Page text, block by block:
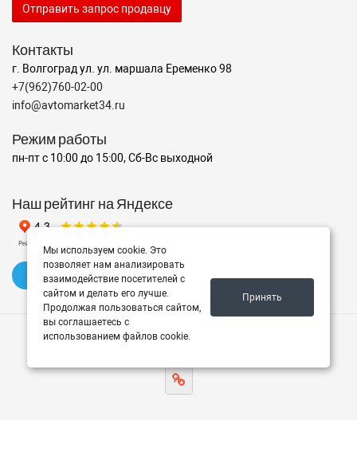
Отправить запрос продавцу
Контакты
г. Волгоград ул. ул. маршала Еременко 98
+7(962)760-02-00
info@avtomarket34.ru
Режим работы
пн-пт с 10:00 до 15:00, Сб-Вс выходной
Наш рейтинг на Яндексе
✍️ Оставить отзыв
Мы используем cookie. Это
позволяет нам анализировать
взаимодействие посетителей с
сайтом и делать его лучше.
Продолжая пользоваться сайтом,
вы соглашаетесь с
использованием файлов cookie.
Принять